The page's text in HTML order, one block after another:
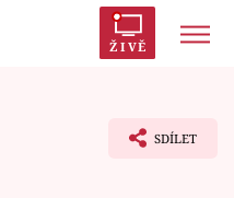
ŽIVĚ
SDÍLET